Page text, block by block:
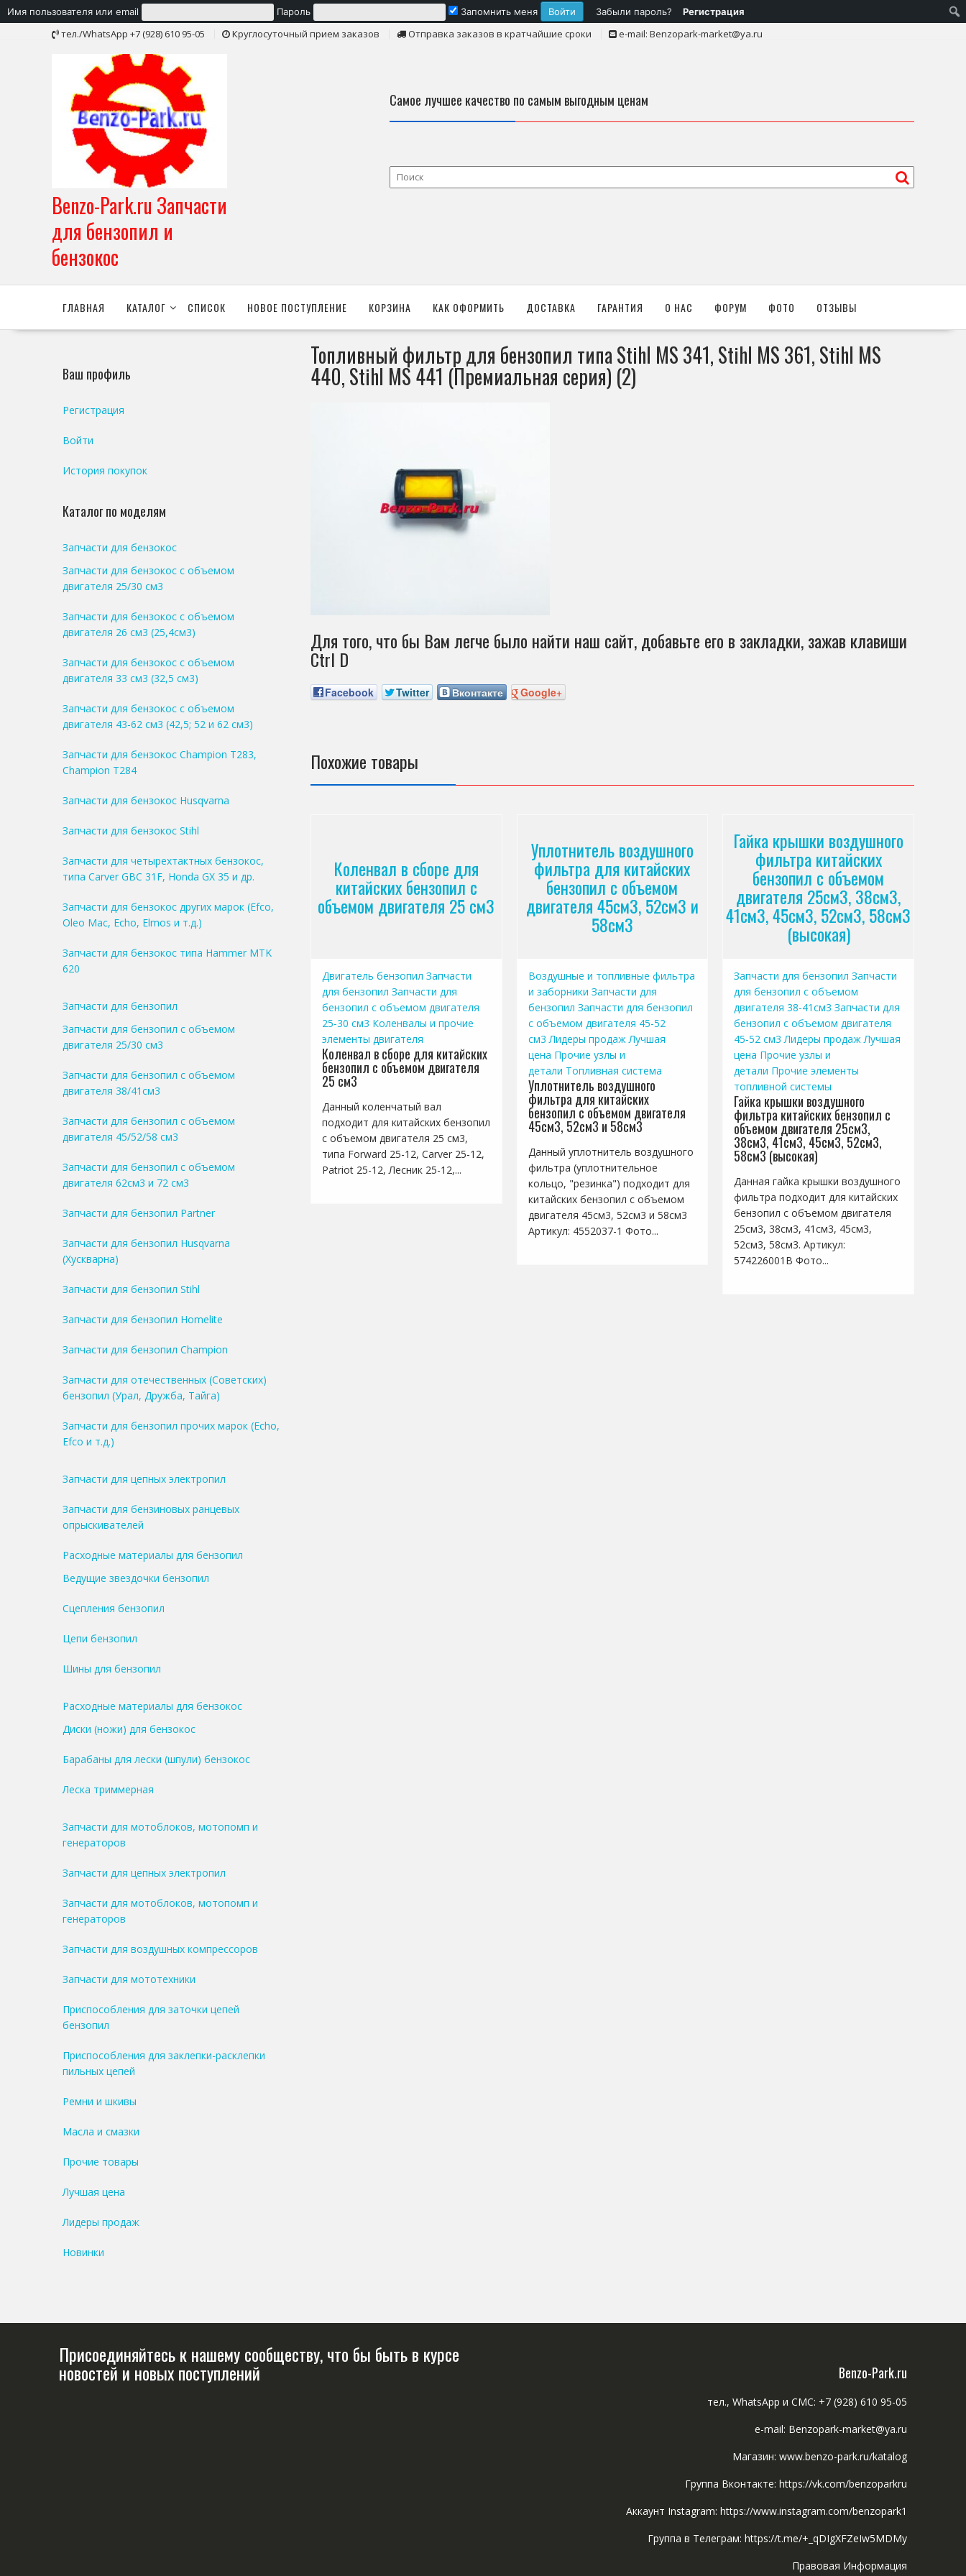
Имя пользователя или email Пароль Запомнить меня Забыли пароль? Регистрация
тел./WhatsApp +7 (928) 610 95-05 Круглосуточный прием заказов Отправка заказов в кратчайшие сроки e-mail: Benzopark-market@ya.ru
Benzo-Park.ru Запчасти
для бензопил и
бензокос
Самое лучшее качество по самым выгодным ценам
ГЛАВНАЯ КАТАЛОГ СПИСОК НОВОЕ ПОСТУПЛЕНИЕ КОРЗИНА КАК ОФОРМИТЬ ДОСТАВКА ГАРАНТИЯ О НАС ФОРУМ ФОТО ОТЗЫВЫ
Топливный фильтр для бензопил типа Stihl MS 341, Stihl MS 361, Stihl MS
440, Stihl MS 441 (Премиальная серия) (2)
Для того, что бы Вам легче было найти наш сайт, добавьте его в закладки, зажав клавиши
Ctrl D
Facebook Twitter Вконтакте Google+
Похожие товары
Коленвал в сборе для
китайских бензопил с
объемом двигателя 25 см3
Двигатель бензопил Запчасти
для бензопил Запчасти для
бензопил с объемом двигателя
25-30 см3 Коленвалы и прочие
элементы двигателя
Коленвал в сборе для китайских
бензопил с объемом двигателя
25 см3
Данный коленчатый вал
подходит для китайских бензопил
с объемом двигателя 25 см3,
типа Forward 25-12, Carver 25-12,
Patriot 25-12, Лесник 25-12,...
Уплотнитель воздушного
фильтра для китайских
бензопил с объемом
двигателя 45см3, 52см3 и
58см3
Воздушные и топливные фильтра
и заборники Запчасти для
бензопил Запчасти для бензопил
с объемом двигателя 45-52
см3 Лидеры продаж Лучшая
цена Прочие узлы и
детали Топливная система
Уплотнитель воздушного
фильтра для китайских
бензопил с объемом двигателя
45см3, 52см3 и 58см3
Данный уплотнитель воздушного
фильтра (уплотнительное
кольцо, "резинка") подходит для
китайских бензопил с объемом
двигателя 45см3, 52см3 и 58см3
Артикул: 4552037-1 Фото...
Гайка крышки воздушного
фильтра китайских
бензопил с объемом
двигателя 25см3, 38см3,
41см3, 45см3, 52см3, 58см3
(высокая)
Запчасти для бензопил Запчасти
для бензопил с объемом
двигателя 38-41см3 Запчасти для
бензопил с объемом двигателя
45-52 см3 Лидеры продаж Лучшая
цена Прочие узлы и
детали Прочие элементы
топливной системы
Гайка крышки воздушного
фильтра китайских бензопил с
объемом двигателя 25см3,
38см3, 41см3, 45см3, 52см3,
58см3 (высокая)
Данная гайка крышки воздушного
фильтра подходит для китайских
бензопил с объемом двигателя
25см3, 38см3, 41см3, 45см3,
52см3, 58см3. Артикул:
574226001B Фото...
Ваш профиль
Регистрация
Войти
История покупок
Каталог по моделям
Запчасти для бензокос
Запчасти для бензокос с объемом
двигателя 25/30 см3
Запчасти для бензокос с объемом
двигателя 26 см3 (25,4см3)
Запчасти для бензокос с объемом
двигателя 33 см3 (32,5 см3)
Запчасти для бензокос с объемом
двигателя 43-62 см3 (42,5; 52 и 62 см3)
Запчасти для бензокос Champion T283,
Champion T284
Запчасти для бензокос Husqvarna
Запчасти для бензокос Stihl
Запчасти для четырехтактных бензокос,
типа Carver GBC 31F, Honda GX 35 и др.
Запчасти для бензокос других марок (Efco,
Oleo Mac, Echo, Elmos и т.д.)
Запчасти для бензокос типа Hammer MTK
620
Запчасти для бензопил
Запчасти для бензопил с объемом
двигателя 25/30 см3
Запчасти для бензопил с объемом
двигателя 38/41см3
Запчасти для бензопил с объемом
двигателя 45/52/58 см3
Запчасти для бензопил с объемом
двигателя 62см3 и 72 см3
Запчасти для бензопил Partner
Запчасти для бензопил Husqvarna
(Хускварна)
Запчасти для бензопил Stihl
Запчасти для бензопил Homelite
Запчасти для бензопил Champion
Запчасти для отечественных (Советских)
бензопил (Урал, Дружба, Тайга)
Запчасти для бензопил прочих марок (Echo,
Efco и т.д.)
Запчасти для цепных электропил
Запчасти для бензиновых ранцевых
опрыскивателей
Расходные материалы для бензопил
Ведущие звездочки бензопил
Сцепления бензопил
Цепи бензопил
Шины для бензопил
Расходные материалы для бензокос
Диски (ножи) для бензокос
Барабаны для лески (шпули) бензокос
Леска триммерная
Запчасти для мотоблоков, мотопомп и
генераторов
Запчасти для цепных электропил
Запчасти для мотоблоков, мотопомп и
генераторов
Запчасти для воздушных компрессоров
Запчасти для мототехники
Приспособления для заточки цепей
бензопил
Приспособления для заклепки-расклепки
пильных цепей
Ремни и шкивы
Масла и смазки
Прочие товары
Лучшая цена
Лидеры продаж
Новинки
Присоединяйтесь к нашему сообществу, что бы быть в курсе
новостей и новых поступлений Benzo-Park.ru
тел., WhatsApp и СМС: +7 (928) 610 95-05
e-mail: Benzopark-market@ya.ru
Магазин: www.benzo-park.ru/katalog
Группа Вконтакте: https://vk.com/benzoparkru
Аккаунт Instagram: https://www.instagram.com/benzopark1
Группа в Телеграм: https://t.me/+_qDIgXFZeIw5MDMy
Правовая Информация